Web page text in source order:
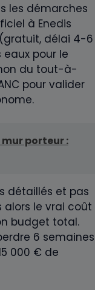
les démarches
à Enedis
délai 4-6
pour le
du tout-à-
pour valider
porteur :
détaillés et pas
alors le vrai coût
budget total.
6 semaines
000 € de